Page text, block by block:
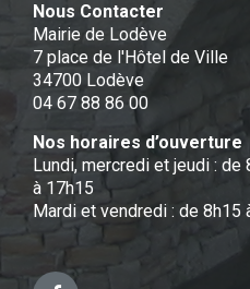
Nous Contacter
Mairie de Lodève
7 place de l'Hôtel de Ville
34700 Lodève
04 67 88 86 00
Nos horaires d’ouverture
Lundi, mercredi et jeudi :
à 17h15
Mardi et vendredi : de